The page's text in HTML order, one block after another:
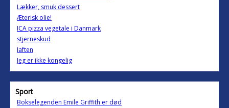
Lækker, smuk dessert
Æterisk olie!
ICA pizza vegetale i Danmark
stjerneskud
Iaften
Jeg er ikke kongelig
Sport
Bokselegenden Emile Griffith er død